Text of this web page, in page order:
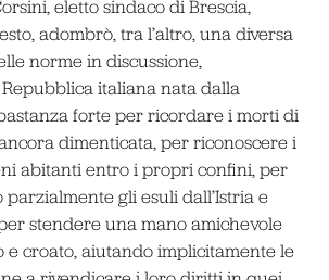
eletto sindaco di Brescia,
adombrò, tra l’altro, una diversa
norme in discussione,
Repubblica italiana nata dalla
forte per ricordare i morti di
dimenticata, per riconoscere i
abitanti entro i propri confini, per
gli esuli dall’Istria e
stendere una mano amichevole
e croato, aiutando implicitamente le